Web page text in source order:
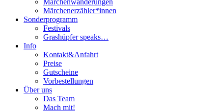
Märchenwanderungen
Märchenerzähler*innen
Sonderprogramm
Festivals
Grashüpfer speaks…
Info
Kontakt&Anfahrt
Preise
Gutscheine
Vorbestellungen
Über uns
Das Team
Mach mit!